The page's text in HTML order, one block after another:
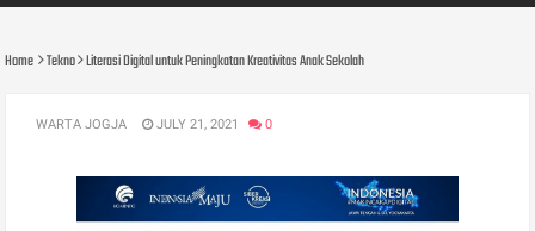
Home Tekno Literasi Digital untuk Peningkatan Kreativitas Anak Sekolah
WARTA JOGJA JULY 21, 2021 0